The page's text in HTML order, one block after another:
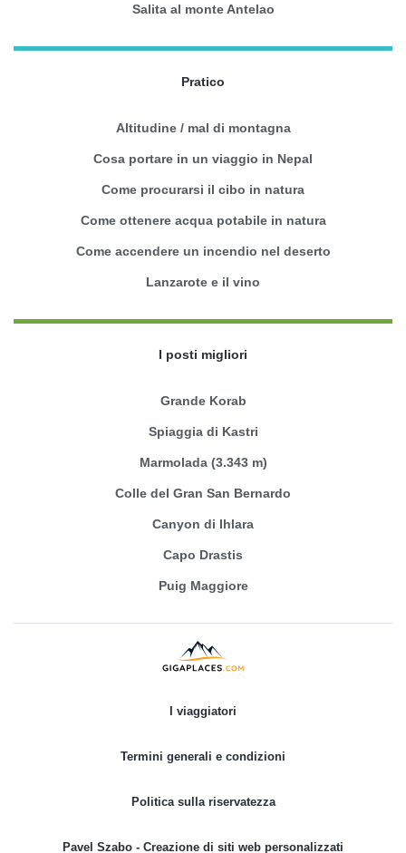
Salita al monte Antelao
Pratico
Altitudine / mal di montagna
Cosa portare in un viaggio in Nepal
Come procurarsi il cibo in natura
Come ottenere acqua potabile in natura
Come accendere un incendio nel deserto
Lanzarote e il vino
I posti migliori
Grande Korab
Spiaggia di Kastri
Marmolada (3.343 m)
Colle del Gran San Bernardo
Canyon di Ihlara
Capo Drastis
Puig Maggiore
I viaggiatori
Termini generali e condizioni
Politica sulla riservatezza
Pavel Szabo - Creazione di siti web personalizzati